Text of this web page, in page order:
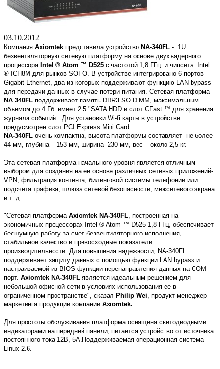
03.10.2012
Компания Axiomtek представила устройство NA-340FL - 1U
безвентиляторную сетевую платформу на основе двухъядерного
процессора Intel ® Atom ™ D525 с частотой 1,8 ГГц и чипсета Intel
® ICH8M для рынков SOHO. В устройстве интегрировано 6 портов
Gigabit Ethernet, два из которых поддерживают функцию LAN bypass
для передачи данных в случае потери питания. Сетевая платформа
NA-340FL поддерживает память DDR3 SO-DIMM, максимальным
объемом до 4 Гб, имеет 2,5 "SATA HDD и слот CFast ™ для хранения
журнала событий. Для установки Wi-fi карты в устройстве
предусмотрен слот PCI Express Mini Card.
NA-340FL очень компактна, высота платформы составляет не более
44 мм, глубина – 153 мм, ширина- 230 мм, вес – около 2,5 кг.
Эта сетевая платформа начального уровня является отличным
выбором для создания на ее основе различных сетевых приложений-
VPN, фильтрация контента, билинговой системы телефонии или
подсчета трафика, шлюза сетевой безопасности, межсетевого экрана
и т. д.
"Сетевая платформа Axiomtek NA-340FL , построенная на
экономичных процессорах Intel ® Atom ™ D525 1,8 ГГц, обеспечивает
бесшумную работу за счет безвентиляторного исполнения,
стабильное качество и превосходные показатели
производительности. Для повышения надежности, NA-340FL
поддерживает защиту данных с помощью функции LAN bypass и
настраиваемой из BIOS функции перенаправления данных на COM
порт. Axiomtek NA-340FL является идеальным решением для
небольшой офисной сети в условиях использования ее в
ограниченном пространстве", сказал Philip Wei , продукт-менеджер
маркетинга продукции компании Axiomtek.
Для простоты обслуживания платформа оснащена светодиодными
индикаторами на передней панели, питается устройство от источника
постоянного тока 12В, 5А.Поддерживаемая операционная система
Linux 2.6.